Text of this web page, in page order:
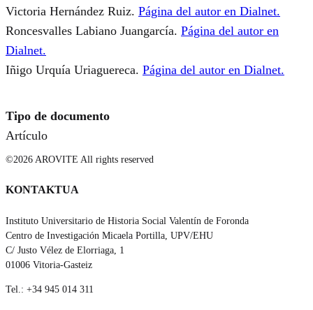
Victoria Hernández Ruiz. Página del autor en Dialnet.
Roncesvalles Labiano Juangarcía. Página del autor en
Dialnet.
Iñigo Urquía Uriaguereca. Página del autor en Dialnet.
Tipo de documento
Artículo
©2026 AROVITE All rights reserved
KONTAKTUA
Instituto Universitario de Historia Social Valentín de Foronda
Centro de Investigación Micaela Portilla, UPV/EHU
C/ Justo Vélez de Elorriaga, 1
01006 Vitoria-Gasteiz
Tel.: +34 945 014 311